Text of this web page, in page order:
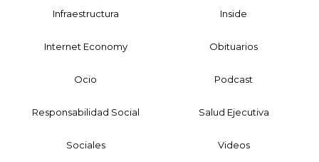
Infraestructura Inside
Internet Economy Obituarios
Ocio Podcast
Responsabilidad Social Salud Ejecutiva
Sociales Videos